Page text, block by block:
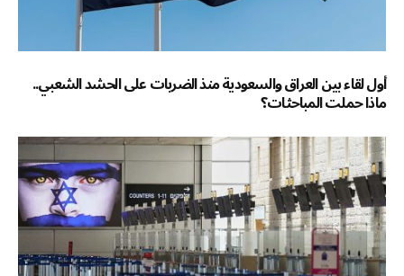
أول لقاء بين العراق والسعودية منذ الضربات على الحشد الشعبي..
ماذا حملت المباحثات؟